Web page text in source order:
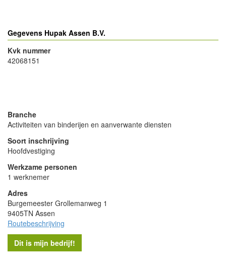
Gegevens Hupak Assen B.V.
Kvk nummer
42068151
Branche
Activiteiten van binderijen en aanverwante diensten
Soort inschrijving
Hoofdvestiging
Werkzame personen
1 werknemer
Adres
Burgemeester Grollemanweg 1
9405TN Assen
Routebeschrijving